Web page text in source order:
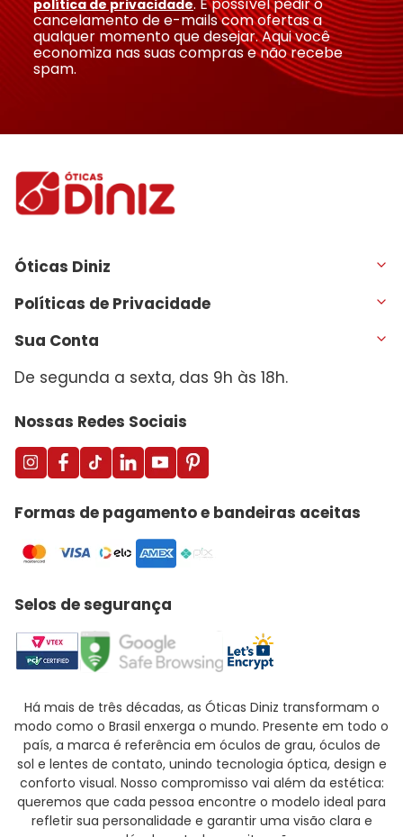
política de privacidade
cancelamento de e-mails com ofertas a
qualquer momento que desejar. Aqui você
economiza nas suas compras e não recebe
spam.
Óticas Diniz
Políticas de Privacidade
Sua Conta
De segunda a sexta, das 9h às 18h.
Nossas Redes Sociais
Formas de pagamento e bandeiras aceitas
Selos de segurança
Há mais de três décadas, as Óticas Diniz transformam o
modo como o Brasil enxerga o mundo. Presente em todo o
país, a marca é referência em óculos de grau, óculos de
sol e lentes de contato, unindo tecnologia óptica, design e
conforto visual. Nosso compromisso vai além da estética:
queremos que cada pessoa encontre o modelo ideal para
refletir sua personalidade e garantir uma visão clara e